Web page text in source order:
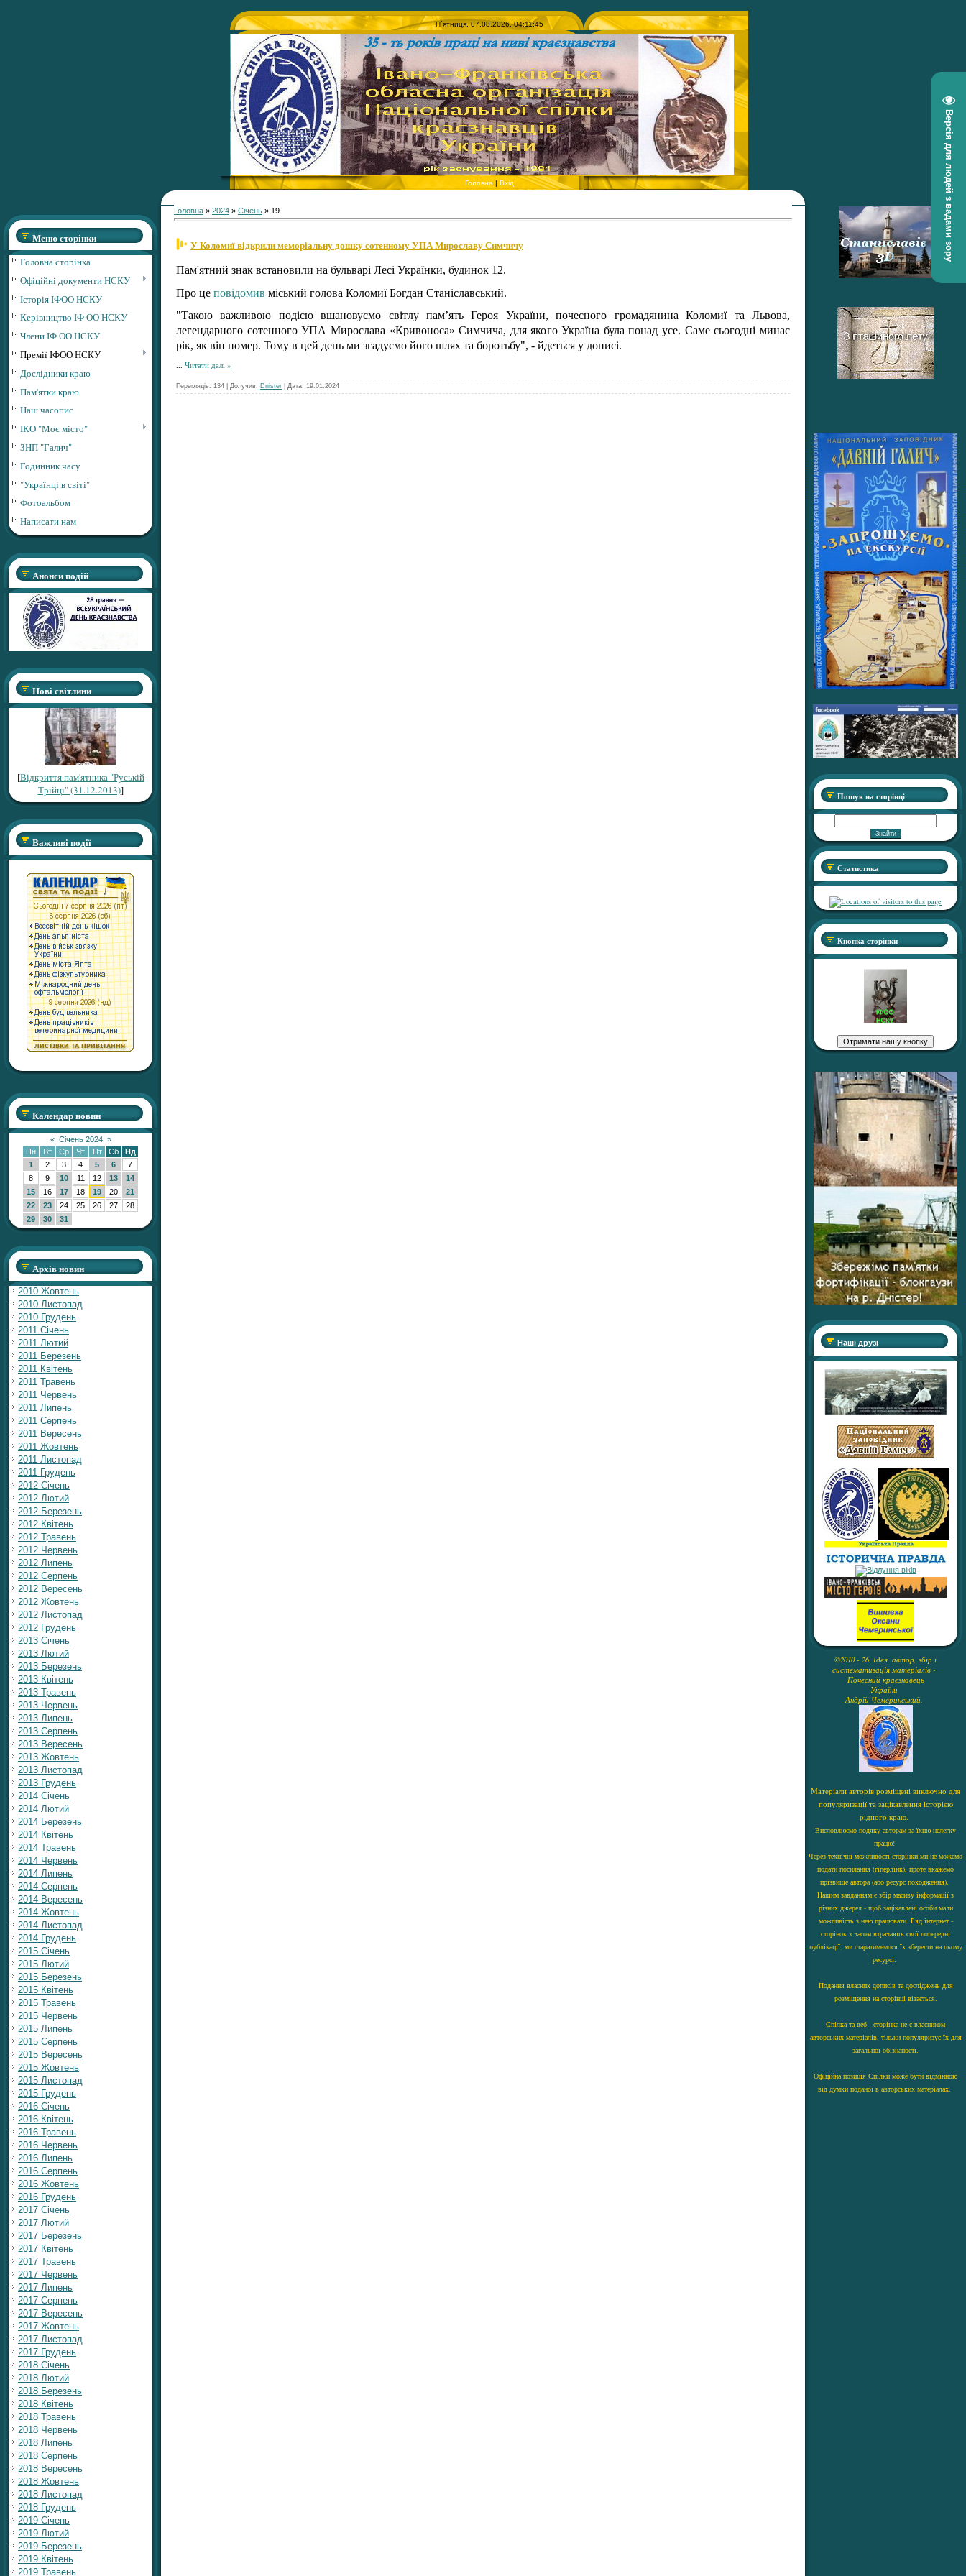
Версія для людей з вадами зору
П`ятниця, 07.08.2026, 04:11:45
Головна | Вхід
Меню сторінки
Головна сторінка
Офіційні документи НСКУ
Історія ІФОО НСКУ
Керівництво ІФ ОО НСКУ
Члени ІФ ОО НСКУ
Премії ІФОО НСКУ
Дослідники краю
Пам'ятки краю
Наш часопис
ІКО "Моє місто"
ЗНП "Галич"
Годинник часу
"Українці в світі"
Фотоальбом
Написати нам
Анонси подій
Нові світлини
[Відкриття пам'ятника "Руській
Трійці" (31.12.2013)]
Важливі події
Календар новин
« Січень 2024 »
Пн
Вт Ср Чт Пт Сб
Нд
1
2 3 4 5 6
7
8
9 10 11 12 13
14
15
16 17 18 19 20
21
22
23 24 25 26 27
28
29
30 31
Архів новин
2010 Жовтень
2010 Листопад
2010 Грудень
2011 Січень
2011 Лютий
2011 Березень
2011 Квітень
2011 Травень
2011 Червень
2011 Липень
2011 Серпень
2011 Вересень
2011 Жовтень
2011 Листопад
2011 Грудень
2012 Січень
2012 Лютий
2012 Березень
2012 Квітень
2012 Травень
2012 Червень
2012 Липень
2012 Серпень
2012 Вересень
2012 Жовтень
2012 Листопад
2012 Грудень
2013 Січень
2013 Лютий
2013 Березень
2013 Квітень
2013 Травень
2013 Червень
2013 Липень
2013 Серпень
2013 Вересень
2013 Жовтень
2013 Листопад
2013 Грудень
2014 Січень
2014 Лютий
2014 Березень
2014 Квітень
2014 Травень
2014 Червень
2014 Липень
2014 Серпень
2014 Вересень
2014 Жовтень
2014 Листопад
2014 Грудень
2015 Січень
2015 Лютий
2015 Березень
2015 Квітень
2015 Травень
2015 Червень
2015 Липень
2015 Серпень
2015 Вересень
2015 Жовтень
2015 Листопад
2015 Грудень
2016 Січень
2016 Квітень
2016 Травень
2016 Червень
2016 Липень
2016 Серпень
2016 Жовтень
2016 Грудень
2017 Січень
2017 Лютий
2017 Березень
2017 Квітень
2017 Травень
2017 Червень
2017 Липень
2017 Серпень
2017 Вересень
2017 Жовтень
2017 Листопад
2017 Грудень
2018 Січень
2018 Лютий
2018 Березень
2018 Квітень
2018 Травень
2018 Червень
2018 Липень
2018 Серпень
2018 Вересень
2018 Жовтень
2018 Листопад
2018 Грудень
2019 Січень
2019 Лютий
2019 Березень
2019 Квітень
2019 Травень
Головна » 2024 » Січень » 19
У Коломиї відкрили меморіальну дошку сотенному УПА Мирославу Симчичу
Пам'ятний знак встановили на бульварі Лесі Українки, будинок 12.
Про це повідомив міський голова Коломиї Богдан Станіславський.
"Такою важливою подією вшановуємо світлу пам’ять Героя України, почесного громадянина Коломиї та Львова,
легендарного сотенного УПА Мирослава «Кривоноса» Симчича, для якого Україна була понад усе. Саме сьогодні минає
рік, як він помер. Тому в цей день ми згадуємо його шлях та боротьбу", - йдеться у дописі.
... Читати далі »
Переглядів: 134 | Долучив: Dnister | Дата: 19.01.2024
Пошук на сторінці
Статистика
Кнопка сторінки
Наші друзі
©2010 - 26. Ідея, автор, збір і
систематизація матеріалів -
Почесний краєзнавець
України
Андрій Чемеринський.
Матеріали авторів розміщені виключно для
популяризації та зацікавлення історією
рідного краю.
Висловлюємо подяку авторам за їхню нелегку
працю!
Через технічні можливості сторінки ми не можемо
подати посилання (гіперлінк), проте вкажемо
прізвище автора (або ресурс походження).
Нашим завданням є збір масиву інформації з
різних джерел - щоб зацікавлені особи мали
можливість з нею працювати. Ряд інтернет -
сторінок з часом втрачають свої попередні
публікації, ми старатимемося їх зберегти на цьому
ресурсі.
Подання власних дописів та досліджень для
розміщення на сторінці вітається.
Спілка та веб - сторінка не є власником
авторських матеріалів, тільки популяризує їх для
загальної обізнаності.
Офіційна позиція Спілки може бути відмінною
від думки поданої в авторських матеріалах.